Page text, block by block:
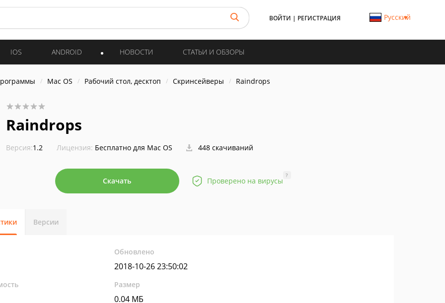
ВОЙТИ | РЕГИСТРАЦИЯ Русский
IOS ANDROID НОВОСТИ СТАТЬИ И ОБЗОРЫ
Mac OS Рабочий стол, десктоп Скринсейверы Raindrops
Raindrops
Версия:1.2 Лицензия: Бесплатно для Mac OS 448 скачиваний
Скачать Проверено на вирусы
?
Версии
Обновлено
2018-10-26 23:50:02
Размер
0.04 МБ